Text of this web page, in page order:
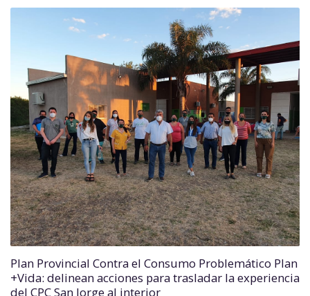
Plan Provincial Contra el Consumo Problemático Plan
+Vida: delinean acciones para trasladar la experiencia
del CPC San Jorge al interior